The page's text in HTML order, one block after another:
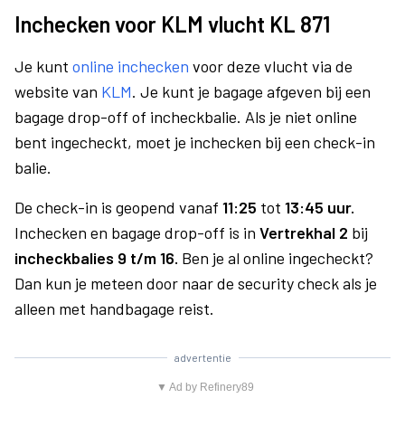
Inchecken voor KLM vlucht KL 871
Je kunt online inchecken voor deze vlucht via de
website van KLM. Je kunt je bagage afgeven bij een
bagage drop-off of incheckbalie. Als je niet online
bent ingecheckt, moet je inchecken bij een check-in
balie.
De check-in is geopend vanaf 11:25 tot 13:45 uur.
Inchecken en bagage drop-off is in Vertrekhal 2 bij
incheckbalies 9 t/m 16. Ben je al online ingecheckt?
Dan kun je meteen door naar de security check als je
alleen met handbagage reist.
advertentie
▼ Ad by Refinery89